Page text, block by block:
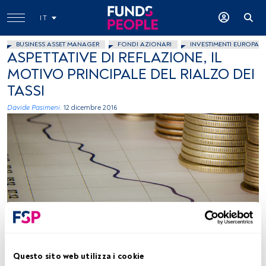
Questo sito web utilizza i cookie
IT
BUSINESS ASSET MANAGER FONDI AZIONARI INVESTIMENTI EUROPA
ASPETTATIVE DI REFLAZIONE, IL
MOTIVO PRINCIPALE DEL RIALZO DEI
TASSI
Davide Pasimeni. 12 dicembre 2016
Ken Teegardin, Flickr, Creative Commons
Tempo di lettura:2 min.